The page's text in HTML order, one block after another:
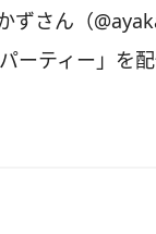
ずさん（
ーティー」を配